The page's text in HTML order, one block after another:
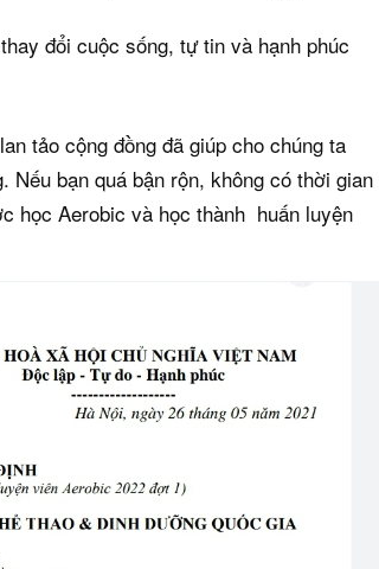
đổi cuộc sống, tự tin và hạnh phúc
tảo cộng đồng đã giúp cho chúng ta
Nếu bạn quá bận rộn, không có thời gian
học Aerobic và học thành huấn luyện